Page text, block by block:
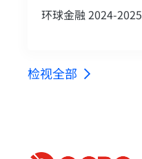
环球金融 2024-2025
检视全部